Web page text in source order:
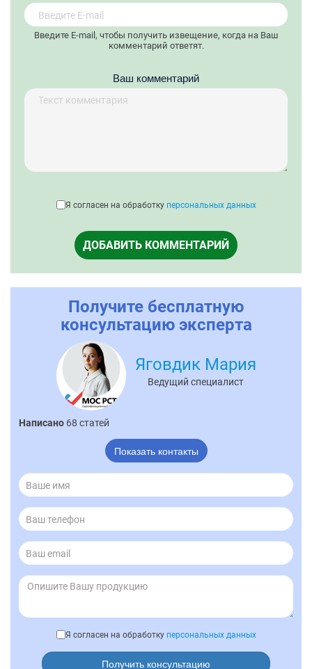
Введите E-mail, чтобы получить извещение, когда на Ваш
комментарий ответят.
Ваш комментарий
Я согласен на обработку персональных данных
ДОБАВИТЬ КОММЕНТАРИЙ
Получите бесплатную
консультацию эксперта
Яговдик Мария
Ведущий специалист
Написано 68 статей
Показать контакты
Я согласен на обработку персональных данных
Получить консультацию